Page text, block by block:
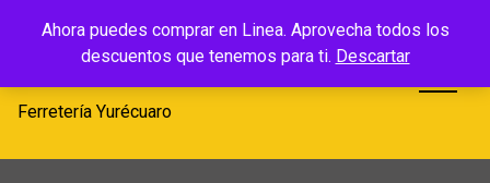
Ahora puedes comprar en Linea. Aprovecha todos los
descuentos que tenemos para ti. Descartar
Ferretería
Yurécuaro
Ferretería Yurécuaro